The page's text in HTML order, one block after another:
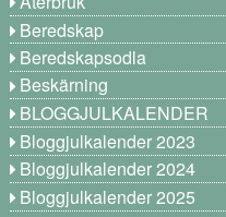
Beredskap
Beredskapsodla
Beskärning
BLOGGJULKALENDER
Bloggjulkalender 2023
Bloggjulkalender 2024
Bloggjulkalender 2025